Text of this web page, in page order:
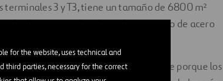
for the website, uses technical and
third parties, necessary for the correct
3 y T3, tiene un tamaño de 6800 m²
cimentación sobre pilotes, marco de acero
la salud y la seguridad, especialmente porque los